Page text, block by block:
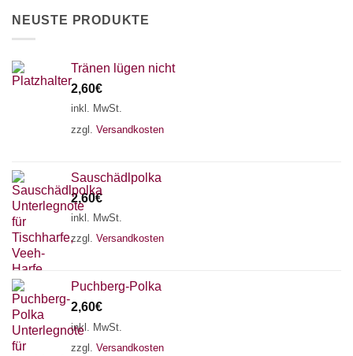
gewählt
werden
NEUSTE PRODUKTE
Tränen lügen nicht
2,60€
inkl. MwSt.
zzgl. Versandkosten
Sauschädlpolka
2,60€
inkl. MwSt.
zzgl. Versandkosten
Puchberg-Polka
2,60€
inkl. MwSt.
zzgl. Versandkosten
Chat Support